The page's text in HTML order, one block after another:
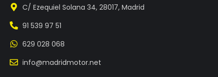
C/ Ezequiel Solana 34, 28017, Madrid
91 539 97 51
629 028 068
info@madridmotor.net